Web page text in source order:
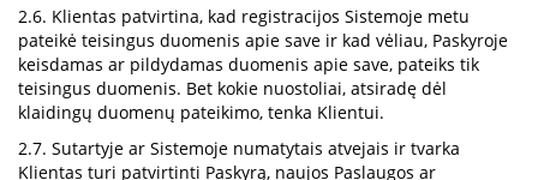
2.6. Klientas patvirtina, kad registracijos Sistemoje metu
pateikė teisingus duomenis apie save ir kad vėliau, Paskyroje
keisdamas ar pildydamas duomenis apie save, pateiks tik
teisingus duomenis. Bet kokie nuostoliai, atsiradę dėl
klaidingų duomenų pateikimo, tenka Klientui.
2.7. Sutartyje ar Sistemoje numatytais atvejais ir tvarka
Klientas turi patvirtinti Paskyrą, naujos Paslaugos ar